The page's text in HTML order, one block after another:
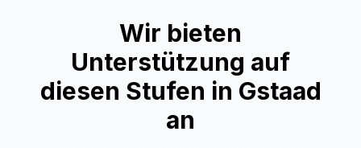
Wir bieten
Unterstützung auf
diesen Stufen in Gstaad
an